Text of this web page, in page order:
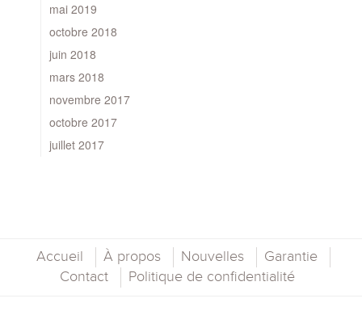
mai 2019
octobre 2018
juin 2018
mars 2018
novembre 2017
octobre 2017
juillet 2017
Accueil À propos Nouvelles
Garantie
Contact
Politique de confidentialité